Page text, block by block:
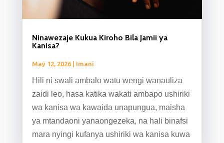
Ninawezaje Kukua Kiroho Bila Jamii ya
Kanisa?
May 12, 2026| Imani
Hili ni swali ambalo watu wengi wanauliza
zaidi leo, hasa katika wakati ambapo ushiriki
wa kanisa wa kawaida unapungua, maisha
ya mtandaoni yanaongezeka, na hali binafsi
mara nyingi kufanya ushiriki wa kanisa kuwa